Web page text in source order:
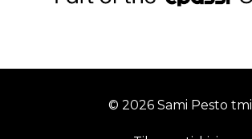
© 2026 Sami Pesto tmi